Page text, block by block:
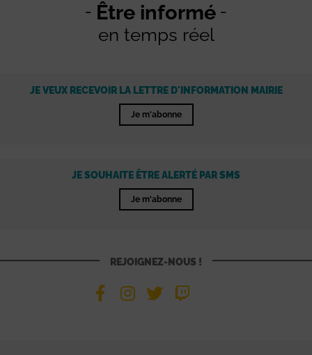
Être informé
en temps réel
JE VEUX RECEVOIR LA LETTRE D'INFORMATION MAIRIE
Je m'abonne
JE SOUHAITE ÊTRE ALERTÉ PAR SMS
Je m'abonne
REJOIGNEZ-NOUS !